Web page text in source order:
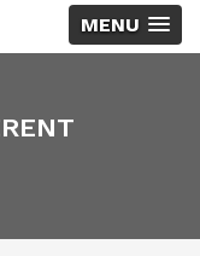
MENU